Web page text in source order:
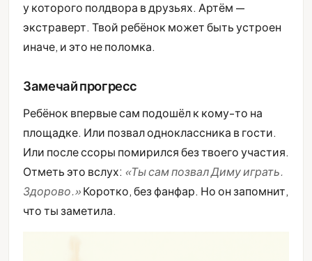
у которого полдвора в друзьях. Артём —
экстраверт. Твой ребёнок может быть устроен
иначе, и это не поломка.
Замечай прогресс
Ребёнок впервые сам подошёл к кому-то на
площадке. Или позвал одноклассника в гости.
Или после ссоры помирился без твоего участия.
Отметь это вслух: «Ты сам позвал Диму играть.
Здорово.»Коротко, без фанфар. Но он запомнит,
что ты заметила.